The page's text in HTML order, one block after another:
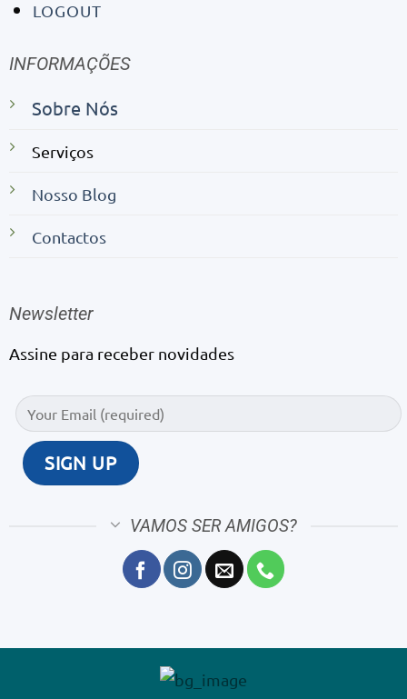
LOGOUT
INFORMAÇÕES
Sobre Nós
Serviços
Nosso Blog
Contactos
Newsletter
Assine para receber novidades
VAMOS SER AMIGOS?